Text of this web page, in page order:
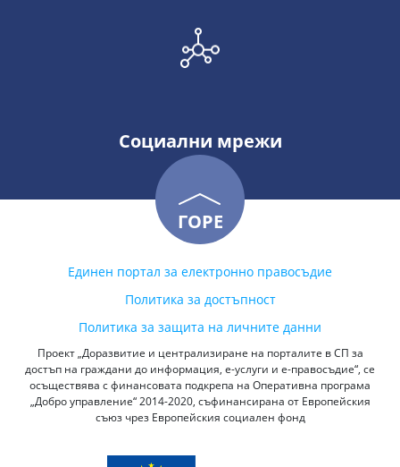
Социални мрежи
ГОРЕ
Единен портал за електронно правосъдие
Политика за достъпност
Политика за защита на личните данни
Проект „Доразвитие и централизиране на порталите в СП за
достъп на граждани до информация, е-услуги и е-правосъдие“, се
осъществява с финансовата подкрепа на Оперативна програма
„Добро управление“ 2014-2020, съфинансирана от Европейския
съюз чрез Европейския социален фонд